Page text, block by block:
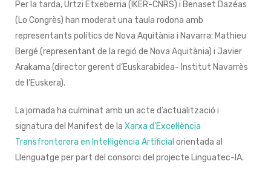
Per la tarda, Urtzi Etxeberria (IKER-CNRS) i Benaset Dazéas
(Lo Congrès) han moderat una taula rodona amb
representants polítics de Nova Aquitània i Navarra: Mathieu
Bergé (representant de la regió de Nova Aquitània) i Javier
Arakama (director gerent d’Euskarabidea- Institut Navarrès
de l’Euskera).
La jornada ha culminat amb un acte d’actualització i
signatura del Manifest de la Xarxa d’Excel·lència
Transfronterera en Intel·ligència Artificial orientada al
Llenguatge per part del consorci del projecte Linguatec-IA.